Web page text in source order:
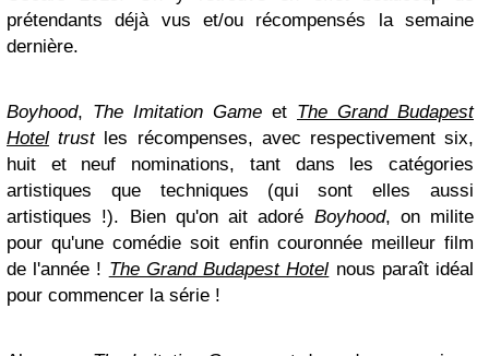
prétendants déjà vus et/ou récompensés la semaine
dernière.
Boyhood, The Imitation Game et The Grand Budapest
Hotel trustles récompenses, avec respectivement six,
huit et neuf nominations, tant dans les catégories
artistiques que techniques (qui sont elles aussi
artistiques !). Bien qu'on ait adoré Boyhood, on milite
pour qu'une comédie soit enfin couronnée meilleur film
de l'année ! The Grand Budapest Hotel nous paraît idéal
pour commencer la série !